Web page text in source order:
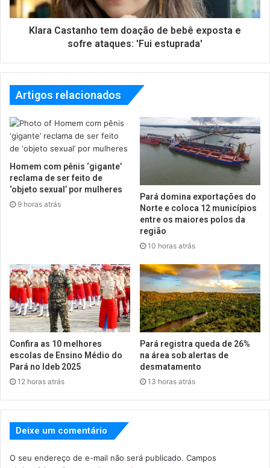
Klara Castanho tem doação de bebê exposta e
sofre ataques: 'Fui estuprada'
Artigos relacionados
Homem com pênis ‘gigante’
reclama de ser feito de
‘objeto sexual’ por mulheres
9 horas atrás
Pará domina exportações do
Norte e coloca 12 municípios
entre os maiores polos da
região
10 horas atrás
Confira as 10 melhores
escolas de Ensino Médio do
Pará no Ideb 2025
12 horas atrás
Pará registra queda de 26%
na área sob alertas de
desmatamento
13 horas atrás
Deixe um comentário
O seu endereço de e-mail não será publicado. Campos